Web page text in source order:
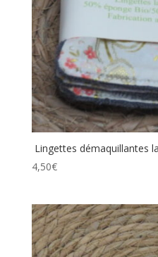
Lingettes démaquillantes
4,50€